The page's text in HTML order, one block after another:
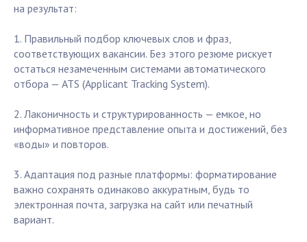
на результат:
1. Правильный подбор ключевых слов и фраз,
соответствующих вакансии. Без этого резюме рискует
остаться незамеченным системами автоматического
отбора — ATS (Applicant Tracking System).
2. Лаконичность и структурированность — емкое, но
информативное представление опыта и достижений, без
«воды» и повторов.
3. Адаптация под разные платформы: форматирование
важно сохранять одинаково аккуратным, будь то
электронная почта, загрузка на сайт или печатный
вариант.